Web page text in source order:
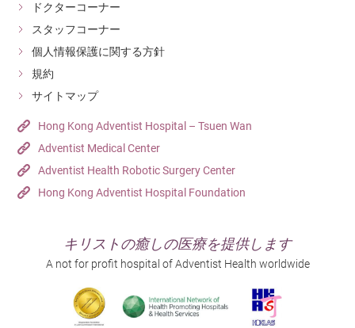
ドクターコーナー
スタッフコーナー
個人情報保護に関する方針
規約
サイトマップ
Hong Kong Adventist Hospital – Tsuen Wan
Adventist Medical Center
Adventist Health Robotic Surgery Center
Hong Kong Adventist Hospital Foundation
キリストの癒しの医療を提供します
A not for profit hospital of Adventist Health worldwide